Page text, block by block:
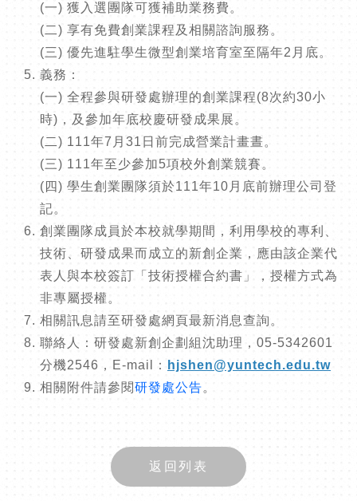
(一) 獲入選團隊可獲補助業務費。
(二) 享有免費創業課程及相關諮詢服務。
(三) 優先進駐學生微型創業培育室至隔年2月底。
義務：
(一) 全程參與研發處辦理的創業課程(8次約30小
時)，及參加年底校慶研發成果展。
(二) 111年7月31日前完成營業計畫晝。
(三) 111年至少參加5項校外創業競賽。
(四) 學生創業團隊須於111年10月底前辦理公司登
記。
創業團隊成員於本校就學期間，利用學校的專利、
技術、研發成果而成立的新創企業，應由該企業代
表人與本校簽訂「技術授權合約書」，授權方式為
非專屬授權。
相關訊息請至研發處網頁最新消息查詢。
聯絡人：研發處新創企劃組沈助理，05-5342601
分機2546，E-mail：
hjshen@yuntech.edu.tw
相關附件請參閱研發處公告。
返回列表